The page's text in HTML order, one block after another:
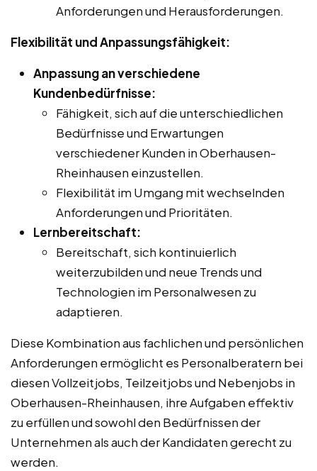
Anforderungen und Herausforderungen.
Flexibilität und Anpassungsfähigkeit:
Anpassung an verschiedene
Kundenbedürfnisse:
Fähigkeit, sich auf die unterschiedlichen
Bedürfnisse und Erwartungen
verschiedener Kunden in Oberhausen-
Rheinhausen einzustellen.
Flexibilität im Umgang mit wechselnden
Anforderungen und Prioritäten.
Lernbereitschaft:
Bereitschaft, sich kontinuierlich
weiterzubilden und neue Trends und
Technologien im Personalwesen zu
adaptieren.
Diese Kombination aus fachlichen und persönlichen
Anforderungen ermöglicht es Personalberatern bei
diesen Vollzeitjobs, Teilzeitjobs und Nebenjobs in
Oberhausen-Rheinhausen, ihre Aufgaben effektiv
zu erfüllen und sowohl den Bedürfnissen der
Unternehmen als auch der Kandidaten gerecht zu
werden.